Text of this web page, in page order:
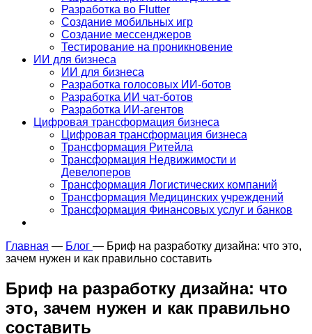
Разработка во Flutter
Создание мобильных игр
Создание мессенджеров
Тестирование на проникновение
ИИ для бизнеса
ИИ для бизнеса
Разработка голосовых ИИ-ботов
Разработка ИИ чат-ботов
Разработка ИИ-агентов
Цифровая трансформация бизнеса
Цифровая трансформация бизнеса
Трансформация Ритейла
Трансформация Недвижимости и
Девелоперов
Трансформация Логистических компаний
Трансформация Медицинских учреждений
Трансформация Финансовых услуг и банков
Главная — Блог — Бриф на разработку дизайна: что это,
зачем нужен и как правильно составить
Бриф на разработку дизайна: что
это, зачем нужен и как правильно
составить